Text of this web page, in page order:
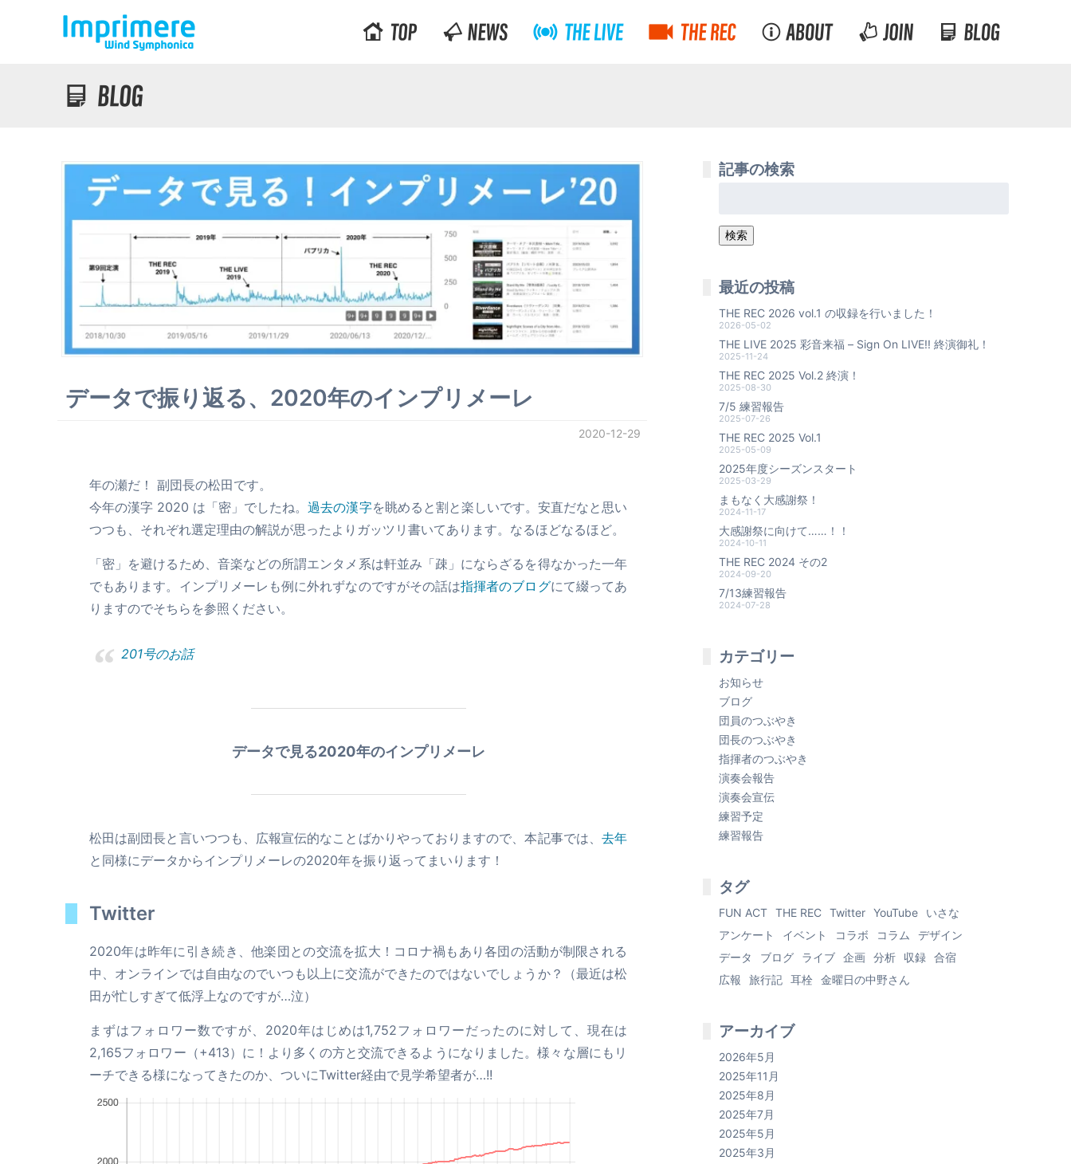
データで振り返る、2020年のインプリメーレ
2020-12-29
年の瀬だ！ 副団長の松田です。
今年の漢字 2020 は「密」でしたね。過去の漢字を眺めると割と楽しいです。安直だなと思い
つつも、それぞれ選定理由の解説が思ったよりガッツリ書いてあります。なるほどなるほど。
「密」を避けるため、音楽などの所謂エンタメ系は軒並み「疎」にならざるを得なかった一年
でもあります。インプリメーレも例に外れずなのですがその話は指揮者のブログにて綴ってあ
りますのでそちらを参照ください。
201号のお話
データで見る2020年のインプリメーレ
松田は副団長と言いつつも、広報宣伝的なことばかりやっておりますので、本記事では、 去年
と同様にデータからインプリメーレの2020年を振り返ってまいります！
Twitter
2020年は昨年に引き続き、他楽団との交流を拡大！コロナ禍もあり各団の活動が制限される
中、オンラインでは自由なのでいつも以上に交流ができたのではないでしょうか？（最近は松
田が忙しすぎて低浮上なのですが…泣）
まずはフォロワー数ですが、2020年はじめは1,752フォロワーだったのに対して、現在は
2,165フォロワー（+413）に！より多くの方と交流できるようになりました。様々な層にもリ
ーチできる様になってきたのか、ついにTwitter経由で見学希望者が…!!
記事の検索
検索
最近の投稿
THE REC 2026 vol.1 の収録を行いました！
2026-05-02
THE LIVE 2025 彩音来福 – Sign On LIVE!! 終演御礼！
2025-11-24
THE REC 2025 Vol.2 終演！
2025-08-30
7/5 練習報告
2025-07-26
THE REC 2025 Vol.1
2025-05-09
2025年度シーズンスタート
2025-03-29
まもなく大感謝祭！
2024-11-17
大感謝祭に向けて……！！
2024-10-11
THE REC 2024 その2
2024-09-20
7/13練習報告
2024-07-28
カテゴリー
お知らせ
ブログ
団員のつぶやき
団長のつぶやき
指揮者のつぶやき
演奏会報告
演奏会宣伝
練習予定
練習報告
タグ
FUN ACT THE REC Twitter YouTube
いさな
アンケート
イベント コラボ コラム
デザイン
データ
ブログ ライブ 企画 分析 収録 合宿
広報
旅行記 耳栓 金曜日の中野さん
アーカイブ
2026年5月
2025年11月
2025年8月
2025年7月
2025年5月
2025年3月